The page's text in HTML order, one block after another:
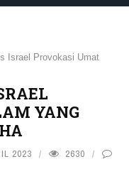
Israel Provokasi Umat
YANG
2023 2630